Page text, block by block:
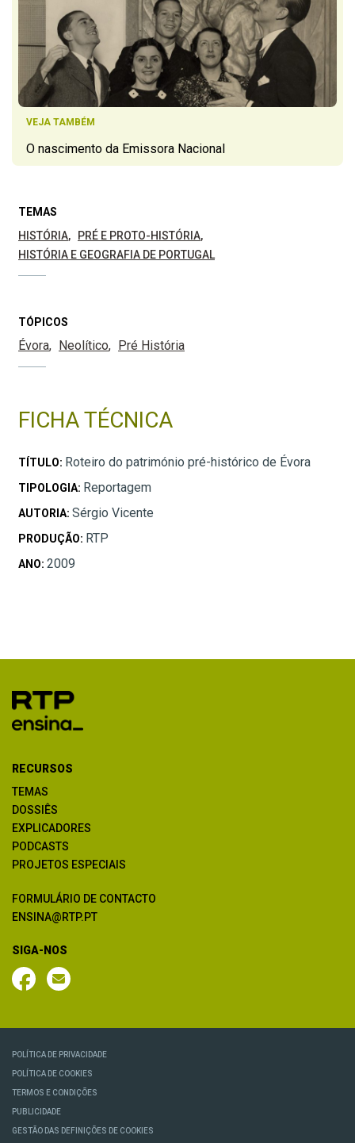
VEJA TAMBÉM
O nascimento da Emissora Nacional
TEMAS
HISTÓRIA
PRÉ E PROTO-HISTÓRIA
HISTÓRIA E GEOGRAFIA DE PORTUGAL
TÓPICOS
Évora Neolítico Pré História
FICHA TÉCNICA
TÍTULO: Roteiro do património pré-histórico de Évora
TIPOLOGIA: Reportagem
AUTORIA: Sérgio Vicente
PRODUÇÃO: RTP
ANO: 2009
RECURSOS
TEMAS
DOSSIÊS
EXPLICADORES
PODCASTS
PROJETOS ESPECIAIS
FORMULÁRIO DE CONTACTO
ENSINA@RTP.PT
SIGA-NOS
POLÍTICA DE PRIVACIDADE
POLÍTICA DE COOKIES
TERMOS E CONDIÇÕES
PUBLICIDADE
GESTÃO DAS DEFINIÇÕES DE COOKIES